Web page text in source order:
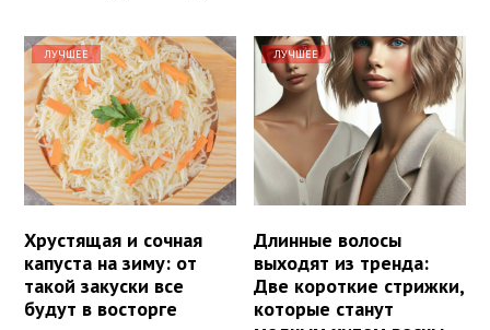
ЛУЧШЕЕ
Хрустящая и сочная
капуста на зиму: от
такой закуски все
будут в восторге
ЛУЧШЕЕ
Длинные волосы
выходят из тренда:
Две короткие стрижки,
которые станут